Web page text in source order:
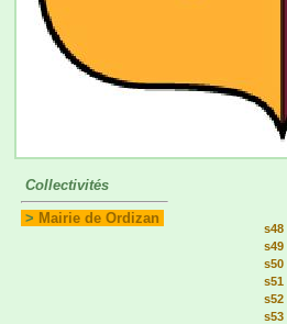
Collectivités
> Mairie de Ordizan
s48
s49
s50
s51
s52
s53